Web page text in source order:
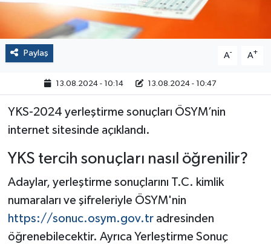
Paylaş A- A+
13.08.2024 - 10:14 13.08.2024 - 10:47
YKS-2024 yerleştirme sonuçları ÖSYM’nin
internet sitesinde açıklandı.
YKS tercih sonuçları nasıl öğrenilir?
Adaylar, yerleştirme sonuçlarını T.C. kimlik
numaraları ve şifreleriyle ÖSYM'nin
https://sonuc.osym.gov.tradresinden
öğrenebilecektir. Ayrıca Yerleştirme Sonuç
Sağlık
Spor
Çalışma Hayatı
Kadın
Yurt
2024 Seçim Sonuçları